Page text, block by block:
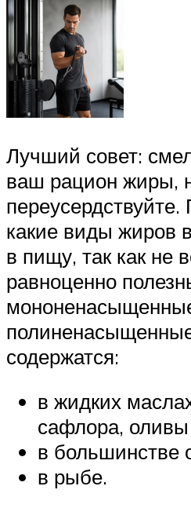
Лучший совет:
ваш рацион жиры,
какие виды жиров
в пищу, так как не
равноценно
содержатся:
в жидких
сафлора, оливы
в большинстве
в рыбе.